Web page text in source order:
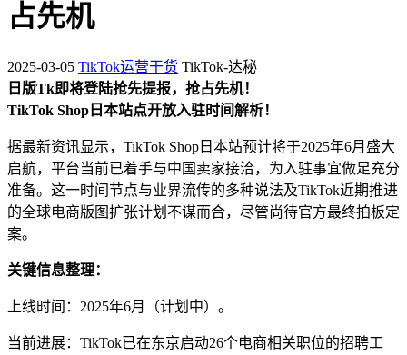
占先机
2025-03-05 TikTok运营干货 TikTok-达秘
日版Tk即将登陆抢先提报，抢占先机！
TikTok Shop日本站点开放入驻时间解析！
据最新资讯显示，TikTok Shop日本站预计将于2025年6月盛大
启航，平台当前已着手与中国卖家接洽，为入驻事宜做足充分
准备。这一时间节点与业界流传的多种说法及TikTok近期推进
的全球电商版图扩张计划不谋而合，尽管尚待官方最终拍板定
案。
关键信息整理：
上线时间：2025年6月（计划中）。
当前进展：TikTok已在东京启动26个电商相关职位的招聘工